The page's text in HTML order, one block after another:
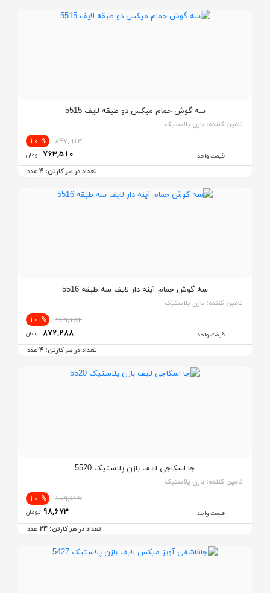
سه گوش حمام میکس دو طبقه لایف 5515
تامین کننده: بازن پلاستیک
قیمت واحد
847,913
% 10
763,510 تومان
تعداد در هر کارتن: 4 عدد
سه گوش حمام آینه دار لایف سه طبقه 5516
تامین کننده: بازن پلاستیک
قیمت واحد
969,182
% 10
872,288 تومان
تعداد در هر کارتن: 4 عدد
جا اسکاجی لایف بازن پلاستیک 5520
تامین کننده: بازن پلاستیک
قیمت واحد
109,627
% 10
98,673 تومان
تعداد در هر کارتن: 24 عدد